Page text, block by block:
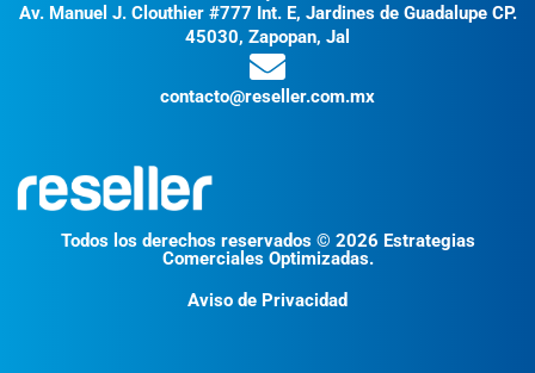
Av. Manuel J. Clouthier #777 Int. E, Jardines de Guadalupe CP.
45030, Zapopan, Jal
contacto@reseller.com.mx
Todos los derechos reservados © 2026 Estrategias
Comerciales Optimizadas.
Aviso de Privacidad